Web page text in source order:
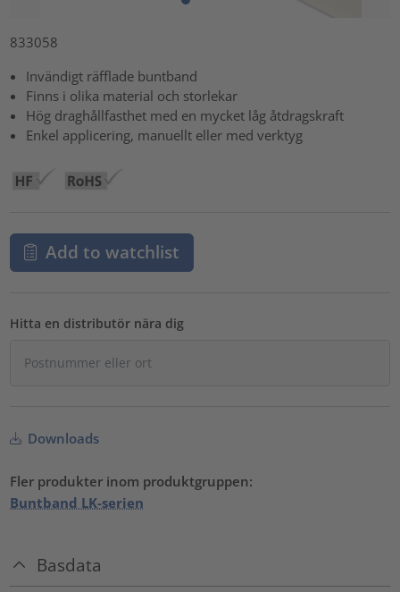
833058
Invändigt räfflade buntband
Finns i olika material och storlekar
Hög draghållfasthet med en mycket låg åtdragskraft
Enkel applicering, manuellt eller med verktyg
Add to watchlist
Hitta en distributör nära dig
Downloads
Fler produkter inom produktgruppen:
Buntband LK-serien
Basdata